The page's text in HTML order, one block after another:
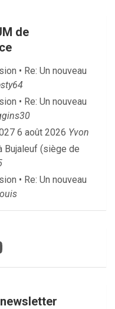
de
• Re: Un nouveau
• Re: Un nouveau
6 août 2026 Yvon
Bujaleuf (siège de
• Re: Un nouveau